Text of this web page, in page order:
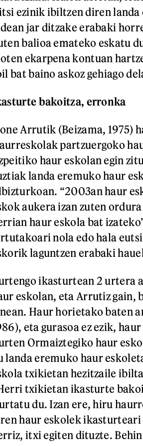
ezinik ibiltzen diren
jar ditzake erabaki
balioa emateko eskatu
ekarpena kontuan
bat baino askoz gehiago
bakoitza, erronka
Arrutik (Beizama, 1975)
partzuergoko
haur eskolan egin
landa eremuko haur
“2003an haur
aukera izan zuten
haur eskola bat
nola edo hala
laguntzen erabaki
ikasturtean 2 urtera
eskolan, eta Arrutiz gain,
Haur horietako baten
eta gurasoa ez ezik,
Ormaiztegiko haur
landa eremuko haur
txikietan hezitzaile
txikietan ikasturte
du. Izan ere, hiru
haur eskolek
itxi egiten dituzte.